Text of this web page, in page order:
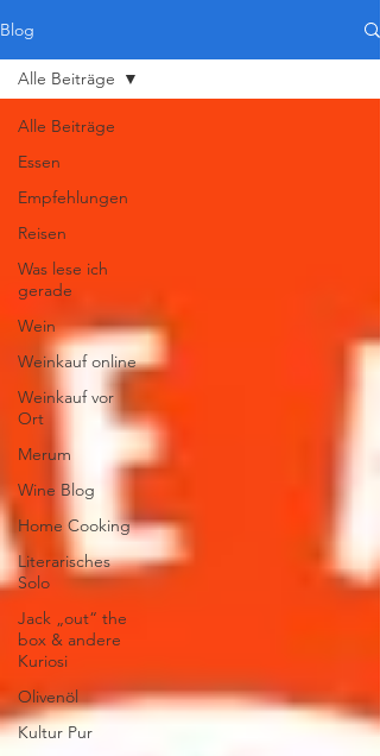
Blog
Alle Beiträge
Essen
Empfehlungen
Reisen
Was lese ich
gerade
Wein
Weinkauf online
Weinkauf vor
Ort
Merum
Wine Blog
Home Cooking
Literarisches
Solo
Jack „out“ the
box & andere
Kuriosi
Olivenöl
Kultur Pur
Alle Beiträge